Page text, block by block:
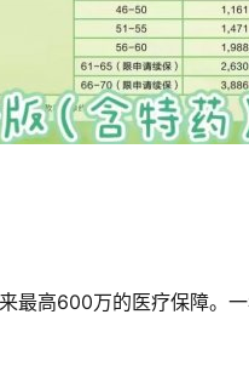
最高600万的医疗保障。